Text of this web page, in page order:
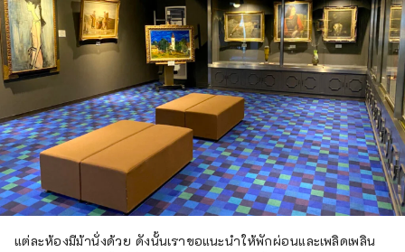
แต่ละห้องมีม้านั่งด้วย ดังนั้นเราขอแนะนำให้พักผ่อนและเพลิดเพลิน